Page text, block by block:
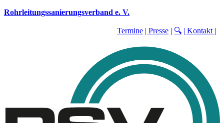
Rohrleitungssanierungsverband e. V.
Termine | Presse | 🔍 | Kontakt |